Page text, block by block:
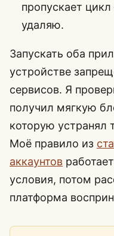
пропускает
удаляю.
Запускать оба
устройстве
сервисов. Я
получил мягкую
которую устранял
Моё правило из
аккаунтов
условия, потом
платформа